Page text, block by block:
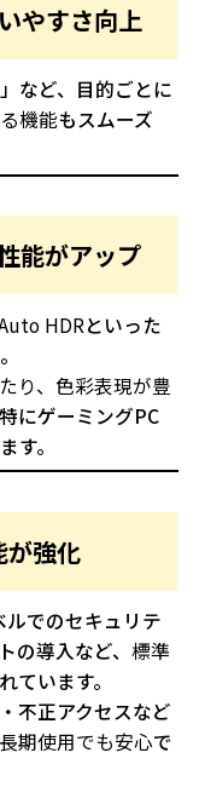
やすさ向上
など、目的ごとに
機能もスムーズ
能がアップ
HDRといった
り、色彩表現が豊
にゲーミングPC
す。
が強化
でのセキュリテ
の導入など、標準
ています。
不正アクセスなど
期使用でも安心で